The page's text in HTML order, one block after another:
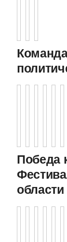
Победа
области